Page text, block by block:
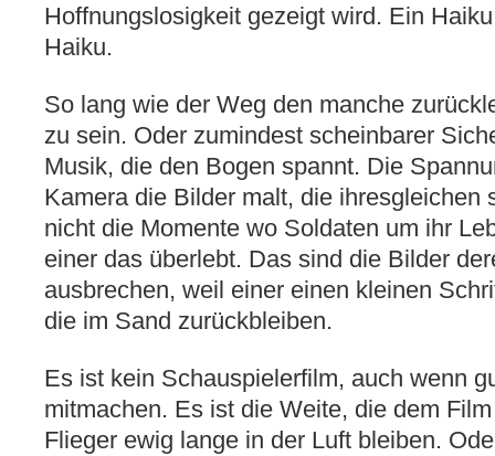
Hoffnungslosigkeit gezeigt wird. Ein
Haiku.
So lang wie der Weg den manche
zu sein. Oder zumindest scheinbarer
Musik, die den Bogen spannt. Die
Kamera die Bilder malt, die ihresgleichen
nicht die Momente wo Soldaten um ihr
einer das überlebt. Das sind die Bilder
ausbrechen, weil einer einen kleinen
die im Sand zurückbleiben.
Es ist kein Schauspielerfilm, auch wenn
mitmachen. Es ist die Weite, die dem
Flieger ewig lange in der Luft bleiben.